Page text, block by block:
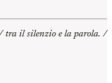
tra il silenzio e la parola. /